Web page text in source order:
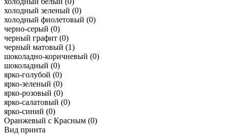
холодный зеленый (0)
холодный фиолетовый (0)
черно-серый (0)
черный графит (0)
черный матовый (1)
шоколадно-коричневый (0)
шоколадный (0)
ярко-голубой (0)
ярко-зеленый (0)
ярко-розовый (0)
ярко-салатовый (0)
ярко-синий (0)
Оранжевый с Красным (0)
Вид принта